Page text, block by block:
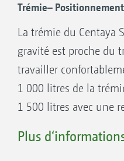
Trémie–
La trémie du Centaya
gravité est proche du
travailler
1 000 litres de la
1 500 litres avec une
facilement accessible
Plus